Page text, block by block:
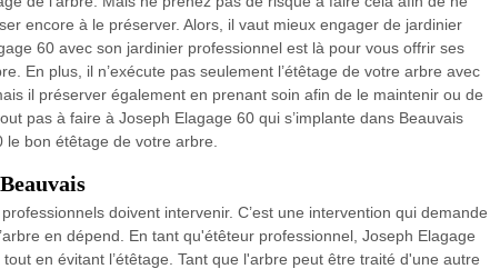
encore à le préserver. Alors, il vaut mieux engager de jardinier
60 avec son jardinier professionnel est là pour vous offrir ses
En plus, il n’exécute pas seulement l’étêtage de votre arbre avec
il préserver également en prenant soin afin de le maintenir ou de
pas à faire à Joseph Elagage 60 qui s’implante dans Beauvais
bon étêtage de votre arbre.
doivent intervenir. C’est une intervention qui demande
en dépend. En tant qu'étêteur professionnel, Joseph Elagage
en évitant l’étêtage. Tant que l'arbre peut être traité d'une autre